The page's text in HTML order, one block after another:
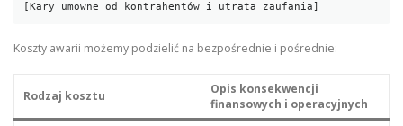
Koszty awarii możemy podzielić na bezpośrednie i pośrednie:
Rodzaj kosztu
Opis konsekwencji
finansowych i operacyjnych